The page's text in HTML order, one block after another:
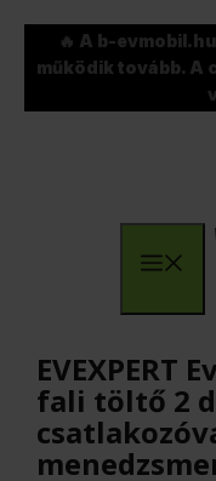
Kilépés🔥 A b-
működik tovább. A
EVEXPERT
fali töltő 2